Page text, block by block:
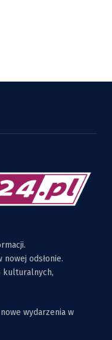
odsłonie.
kulturalnych,
wydarzenia w